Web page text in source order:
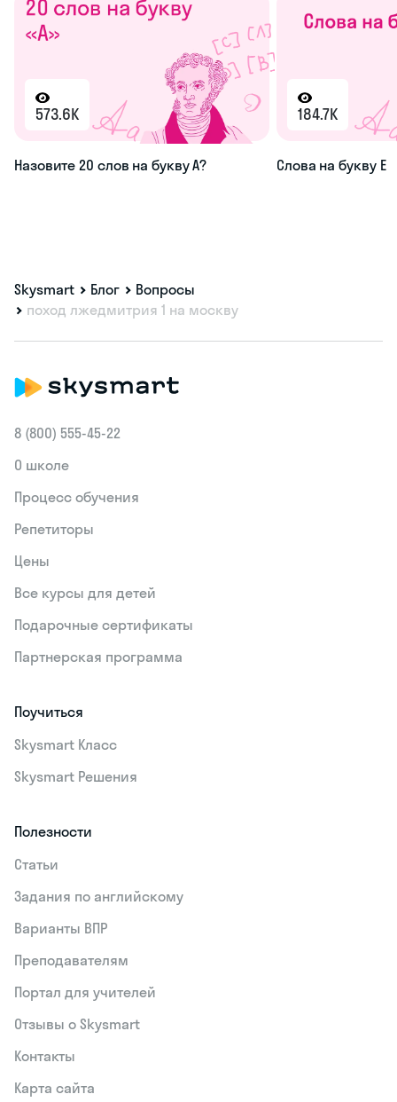
573.6K
Назовите 20 слов на букву А?
184.7K
Слова на букву Е
Skysmart Блог
Вопросы
поход лжедмитрия 1 на москву
8 (800) 555‑45-22
О школе
Процесс обучения
Репетиторы
Цены
Все курсы для детей
Подарочные сертификаты
Партнерская программа
Поучиться
Skysmart Класс
Skysmart Решения
Полезности
Статьи
Задания по английскому
Варианты ВПР
Преподавателям
Портал для учителей
Отзывы о Skysmart
Контакты
Карта сайта